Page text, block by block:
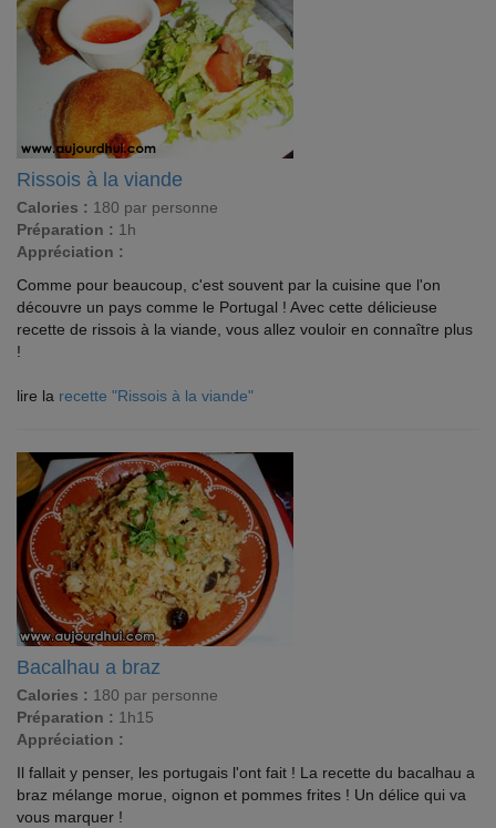
Rissois à la viande
Calories : 180 par personne
Préparation : 1h
Appréciation :
Comme pour beaucoup, c'est souvent par la cuisine que l'on
découvre un pays comme le Portugal ! Avec cette délicieuse
recette de rissois à la viande, vous allez vouloir en connaître plus
!
lire la recette "Rissois à la viande"
Bacalhau a braz
Calories : 180 par personne
Préparation : 1h15
Appréciation :
Il fallait y penser, les portugais l'ont fait ! La recette du bacalhau a
braz mélange morue, oignon et pommes frites ! Un délice qui va
vous marquer !